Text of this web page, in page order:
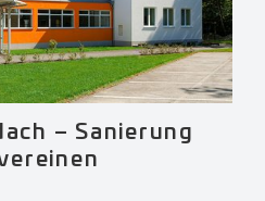
– Sanierung